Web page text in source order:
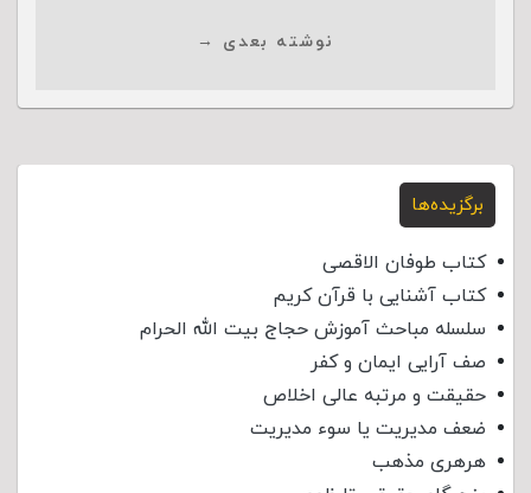
نوشته بعدی →
برگزیده‌ها
کتاب طوفان الاقصی
کتاب آشنایی با قرآن کریم
سلسله مباحث آموزش حجاج بیت الله الحرام
صف آرایی ایمان و کفر
حقیقت و مرتبه عالی اخلاص
ضعف مدیریت یا سوء مدیریت
هرهری مذهب